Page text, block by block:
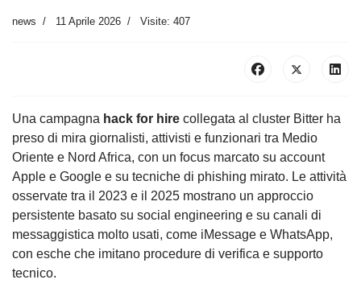
news 11 Aprile 2026 Visite: 407
Una campagna hack for hire collegata al cluster Bitter ha
preso di mira giornalisti, attivisti e funzionari tra Medio
Oriente e Nord Africa, con un focus marcato su account
Apple e Google e su tecniche di phishing mirato. Le attività
osservate tra il 2023 e il 2025 mostrano un approccio
persistente basato su social engineering e su canali di
messaggistica molto usati, come iMessage e WhatsApp,
con esche che imitano procedure di verifica e supporto
tecnico.